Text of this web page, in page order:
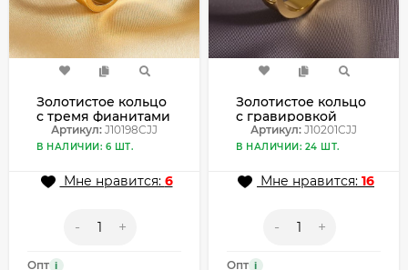
Золотистое кольцо
с тремя фианитами
в утопленной
оправе винт
Артикул: J10198CJJ
В НАЛИЧИИ: 6 ШТ.
Мне нравится: 6
- +
Опт i
Золотистое кольцо
с гравировкой
винт и мелкими
кристаллами
Артикул: J10201CJJ
В НАЛИЧИИ: 24 ШТ.
Мне нравится: 16
- +
Опт i